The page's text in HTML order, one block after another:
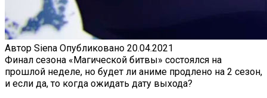
Автор Siena Опубликовано 20.04.2021
Финал сезона «Магической битвы» состоялся на
прошлой неделе, но будет ли аниме продлено на 2 сезон,
и если да, то когда ожидать дату выхода?